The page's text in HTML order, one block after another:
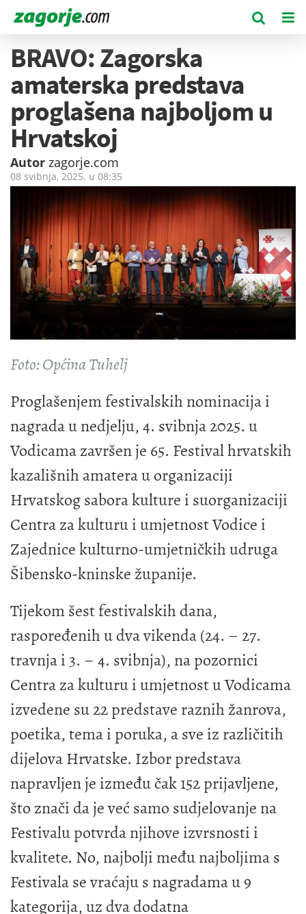
BRAVO: Zagorska
amaterska predstava
proglašena najboljom u
Hrvatskoj
Autor zagorje.com
08 svibnja, 2025. u 08:35
Foto: Općina Tuhelj
Proglašenjem festivalskih nominacija i
nagrada u nedjelju, 4. svibnja 2025. u
Vodicama završen je 65. Festival hrvatskih
kazališnih amatera u organizaciji
Hrvatskog sabora kulture i suorganizaciji
Centra za kulturu i umjetnost Vodice i
Zajednice kulturno-umjetničkih udruga
Šibensko-kninske županije.
Tijekom šest festivalskih dana,
raspoređenih u dva vikenda (24. – 27.
travnja i 3. – 4. svibnja), na pozornici
Centra za kulturu i umjetnost u Vodicama
izvedene su 22 predstave raznih žanrova,
poetika, tema i poruka, a sve iz različitih
dijelova Hrvatske. Izbor predstava
napravljen je između čak 152 prijavljene,
što znači da je već samo sudjelovanje na
Festivalu potvrda njihove izvrsnosti i
kvalitete. No, najbolji među najboljima s
Festivala se vraćaju s nagradama u 9
kategorija, uz dva dodatna